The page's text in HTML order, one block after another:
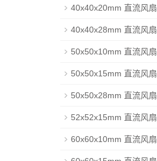
40x40x20mm 直流风扇
40x40x28mm 直流风扇
50x50x10mm 直流风扇
50x50x15mm 直流风扇
50x50x28mm 直流风扇
52x52x15mm 直流风扇
60x60x10mm 直流风扇